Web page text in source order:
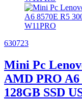
630723
Mini Pc
AMD PRO
128GB SSD